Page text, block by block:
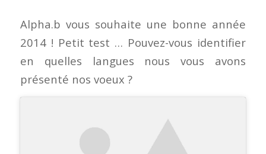
Alpha.b vous souhaite une bonne année
2014 ! Petit test … Pouvez-vous identifier
en quelles langues nous vous avons
présenté nos voeux ?